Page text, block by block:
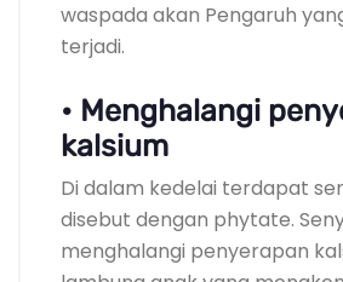
waspada akan Pengaruh
terjadi.
• Menghalangi
kalsium
Di dalam kedelai terdapat
disebut dengan phytate.
menghalangi penyerapan